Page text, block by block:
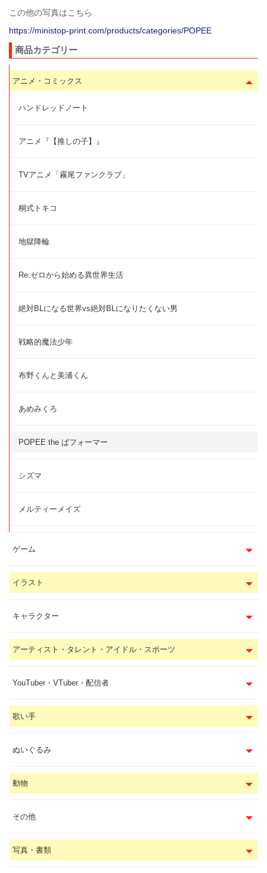
この他の写真はこちら
https://ministop-print.com/products/categories/POPEE
商品カテゴリー
アニメ・コミックス
ハンドレッドノート
アニメ『【推しの子】』
TVアニメ「霧尾ファンクラブ」
桐式トキコ
地獄降輪
Re:ゼロから始める異世界生活
絶対BLになる世界vs絶対BLになりたくない男
戦略的魔法少年
布野くんと美浦くん
あめみくろ
POPEE the ぱフォーマー
シズマ
メルティーメイズ
ゲーム
イラスト
キャラクター
アーティスト・タレント・アイドル・スポーツ
YouTuber・VTuber・配信者
歌い手
ぬいぐるみ
動物
その他
写真・書類